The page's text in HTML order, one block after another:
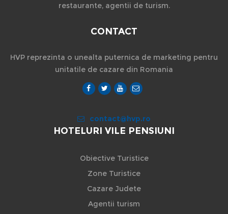
restaurante, agentii de turism.
CONTACT
HVP reprezinta o unealta puternica de marketing pentru
unitatile de cazare din Romania
contact@hvp.ro
HOTELURI VILE PENSIUNI
Obiective Turistice
Zone Turistice
Cazare Judete
Agentii turism